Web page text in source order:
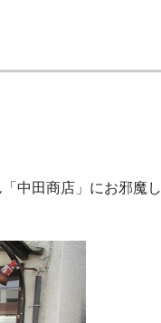
中田商店」にお邪魔し